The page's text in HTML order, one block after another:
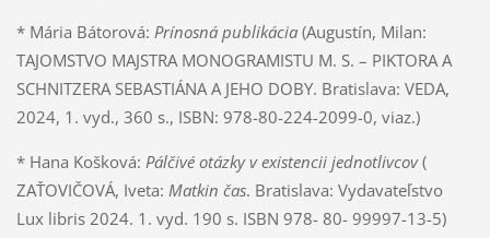
* Mária Bátorová: Prínosná publikácia(Augustín, Milan:
TAJOMSTVO MAJSTRA MONOGRAMISTU M. S. – PIKTORA A
SCHNITZERA SEBASTIÁNA A JEHO DOBY. Bratislava: VEDA,
2024, 1. vyd., 360 s., ISBN: 978-80-224-2099-0, viaz.)
* Hana Košková: Pálčivé otázky v existencii jednotlivcov(
ZAŤOVIČOVÁ, Iveta: Matkin čas. Bratislava: Vydavateľstvo
Lux libris 2024. 1. vyd. 190 s. ISBN 978- 80- 99997-13-5)